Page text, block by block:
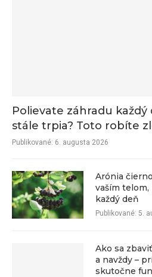
Polievate záhradu každý
stále trpia? Toto robíte
Publikované: 6. augusta 2026
Arónia
vaším
každý deň
Publikované: 5.
Ako sa
a navždy –
skutočne